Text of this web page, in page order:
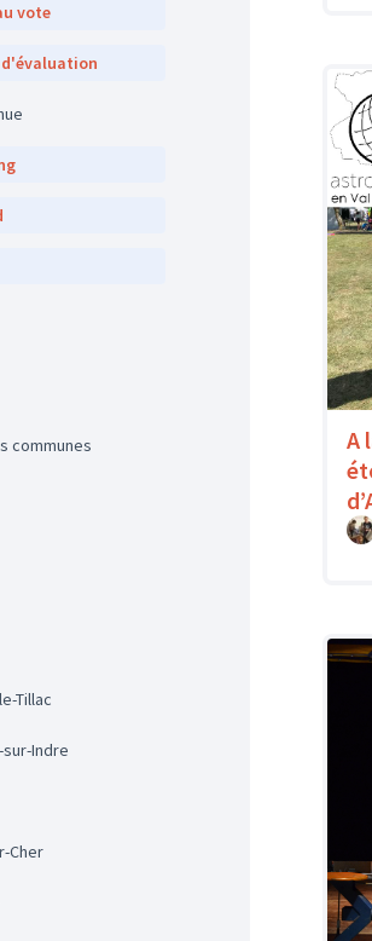
vote
d'évaluation
communes
Tillac
sur-Indre
Cher
A